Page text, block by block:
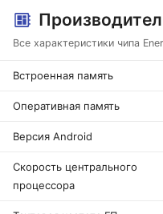
Все характеристики чипа
Встроенная память
Оперативная память
Версия Android
Скорость центрального
процессора